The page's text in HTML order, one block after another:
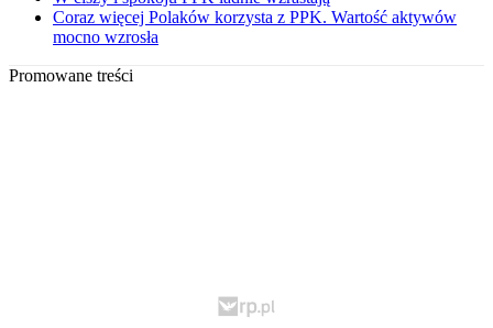
Coraz więcej Polaków korzysta z PPK. Wartość aktywów
mocno wzrosła
Promowane treści